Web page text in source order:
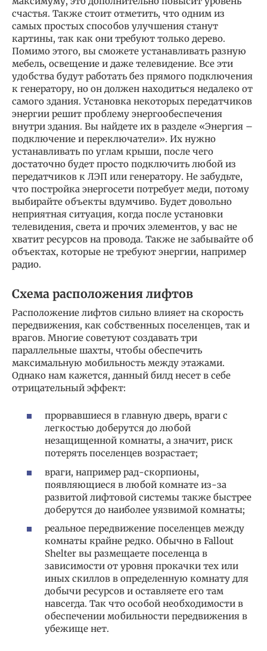
счастья. Также стоит отметить, что одним из
самых простых способов улучшения станут
картины, так как они требуют только дерево.
Помимо этого, вы сможете устанавливать разную
мебель, освещение и даже телевидение. Все эти
удобства будут работать без прямого подключения
к генератору, но он должен находиться недалеко от
самого здания. Установка некоторых передатчиков
энергии решит проблему энергообеспечения
внутри здания. Вы найдете их в разделе «Энергия –
подключение и переключатели». Их нужно
устанавливать по углам крыши, после чего
достаточно будет просто подключить любой из
передатчиков к ЛЭП или генератору. Не забудьте,
что постройка энергосети потребует меди, потому
выбирайте объекты вдумчиво. Будет довольно
неприятная ситуация, когда после установки
телевидения, света и прочих элементов, у вас не
хватит ресурсов на провода. Также не забывайте об
объектах, которые не требуют энергии, например
радио.
Схема расположения лифтов
Расположение лифтов сильно влияет на скорость
передвижения, как собственных поселенцев, так и
врагов. Многие советуют создавать три
параллельные шахты, чтобы обеспечить
максимальную мобильность между этажами.
Однако нам кажется, данный билд несет в себе
отрицательный эффект:
прорвавшиеся в главную дверь, враги с
легкостью доберутся до любой
незащищенной комнаты, а значит, риск
потерять поселенцев возрастает;
враги, например рад-скорпионы,
появляющиеся в любой комнате из-за
развитой лифтовой системы также быстрее
доберутся до наиболее уязвимой комнаты;
реальное передвижение поселенцев между
комнаты крайне редко. Обычно в Fallout
Shelter вы размещаете поселенца в
зависимости от уровня прокачки тех или
иных скиллов в определенную комнату для
добычи ресурсов и оставляете его там
навсегда. Так что особой необходимости в
обеспечении мобильности передвижения в
убежище нет.